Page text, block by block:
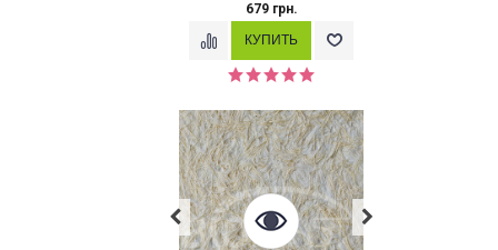
679 грн.